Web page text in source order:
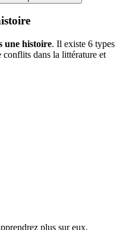
une histoire. Il existe 6 types
dans la littérature et
plus sur eux.